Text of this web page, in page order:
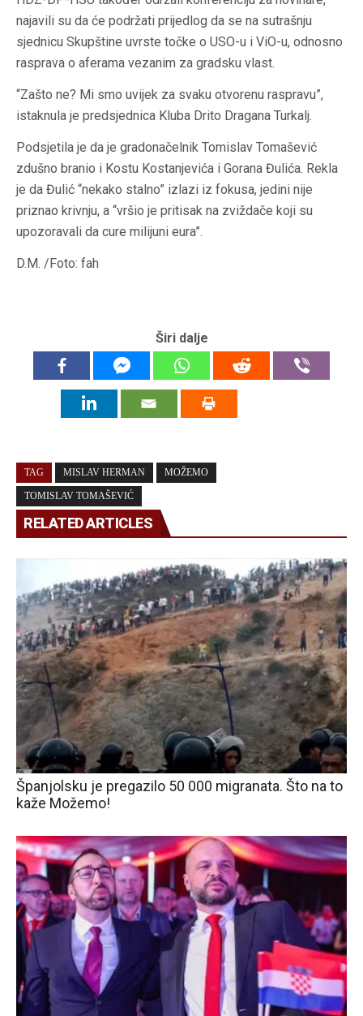
najavili su da će podržati prijedlog da se na sutrašnju
sjednicu Skupštine uvrste točke o USO-u i ViO-u, odnosno
rasprava o aferama vezanim za gradsku vlast.
“Zašto ne? Mi smo uvijek za svaku otvorenu raspravu”,
istaknula je predsjednica Kluba Drito Dragana Turkalj.
Podsjetila je da je gradonačelnik Tomislav Tomašević
zdušno branio i Kostu Kostanjevića i Gorana Đulića. Rekla
je da Đulić “nekako stalno” izlazi iz fokusa, jedini nije
priznao krivnju, a “vršio je pritisak na zviždače koji su
upozoravali da cure milijuni eura”.
D.M. /Foto: fah
Širi dalje
TAG MISLAV HERMAN MOŽEMO
TOMISLAV TOMAŠEVIĆ
RELATED ARTICLES
Španjolsku je pregazilo 50 000 migranata. Što na to
kaže Možemo!